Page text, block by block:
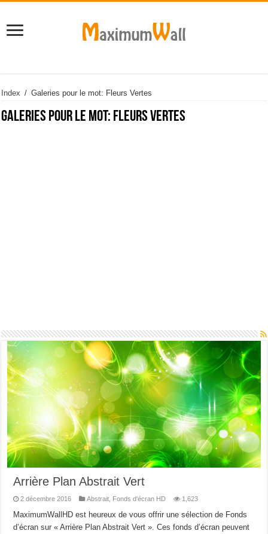
Index / Galeries pour le mot: Fleurs Vertes
Galeries pour le mot: Fleurs Vertes
Arrière Plan Abstrait Vert
2 décembre 2016 Abstrait Fonds d'écran HD 1,623
MaximumWallHD est heureux de vous offrir une sélection de Fonds
d’écran sur « Arrière Plan Abstrait Vert ». Ces fonds d’écran peuvent